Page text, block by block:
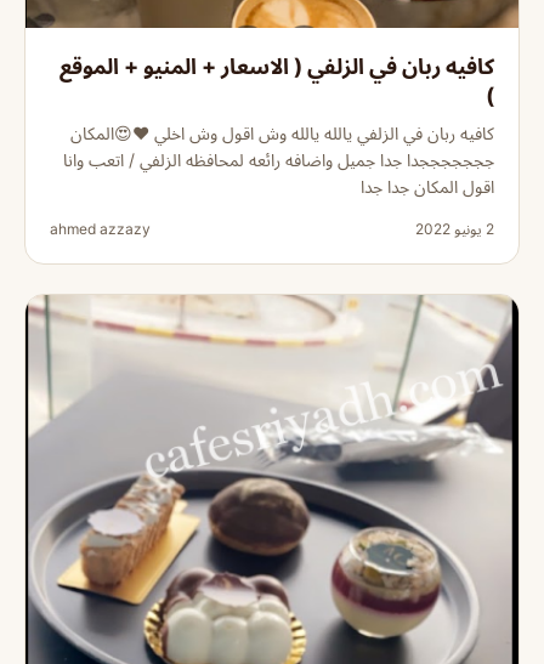
كافيه ربان في الزلفي ( الاسعار + المنيو + الموقع
)
كافيه ربان في الزلفي يالله يالله وش اقول وش اخلي ❤️😍المكان
جججججججدا جدا جميل واضافه رائعه لمحافظه الزلفي / اتعب وانا
اقول المكان جدا جدا
2 يونيو 2022 ahmed azzazy